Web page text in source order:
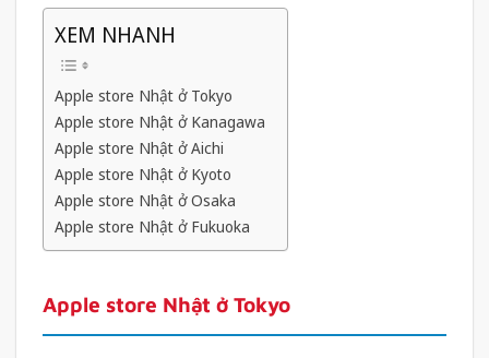
XEM NHANH
Apple store Nhật ở Tokyo
Apple store Nhật ở Kanagawa
Apple store Nhật ở Aichi
Apple store Nhật ở Kyoto
Apple store Nhật ở Osaka
Apple store Nhật ở Fukuoka
Apple store Nhật ở Tokyo